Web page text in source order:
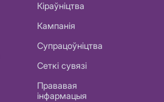
Кіраўніцтва
Кампанія
Супрацоўніцтва
Сеткі сувязі
Прававая
інфармацыя